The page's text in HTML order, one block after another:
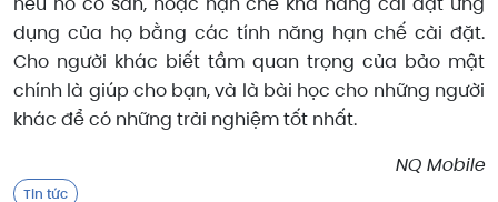
dụng của họ bằng các tính năng hạn chế cài đặt.
Cho người khác biết tầm quan trọng của bảo mật
chính là giúp cho bạn, và là bài học cho những người
khác để có những trải nghiệm tốt nhất.
NQ Mobile
Tin tức